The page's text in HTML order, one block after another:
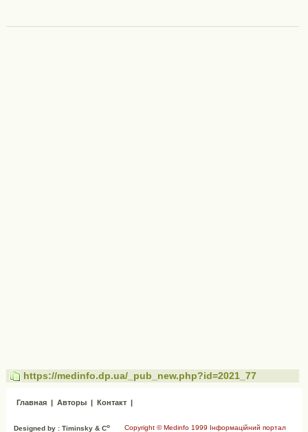
https://medinfo.dp.ua/_pub_new.php?id=2021_77
Главная Авторы Контакт
Copyright © Medinfo 1999 Інформаційний портал
Designed by : Timinsky & Co